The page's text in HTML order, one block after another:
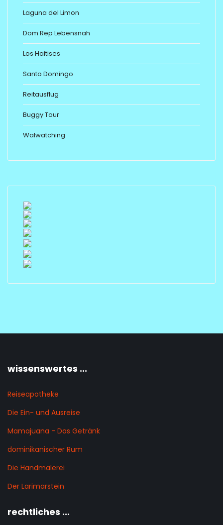
Laguna del Limon
Dom Rep Lebensnah
Los Haitises
Santo Domingo
Reitausflug
Buggy Tour
Walwatching
wissenswertes ...
Reiseapotheke
Die Ein- und Ausreise
Mamajuana - Das Getränk
dominikanischer Rum
Die Handmalerei
Der Larimarstein
rechtliches ...